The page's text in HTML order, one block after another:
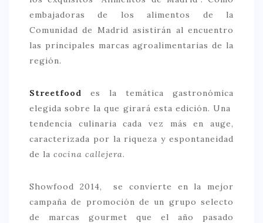
TAPAS
TRADICIONAL
25 – 50 €
NUESTROS FAVORITOS
BEAUTY
CONOCIENDO A …
embajadoras de los alimentos de la
Comunidad de Madrid asistirán al encuentro
las principales marcas agroalimentarias de la
región.
Streetfood es la temática gastronómica
elegida sobre la que girará esta edición. Una
tendencia culinaria cada vez más en auge,
caracterizada por la riqueza y espontaneidad
de la cocina callejera.
Showfood 2014, se convierte en la mejor
campaña de promoción de un grupo selecto
de marcas gourmet que el año pasado